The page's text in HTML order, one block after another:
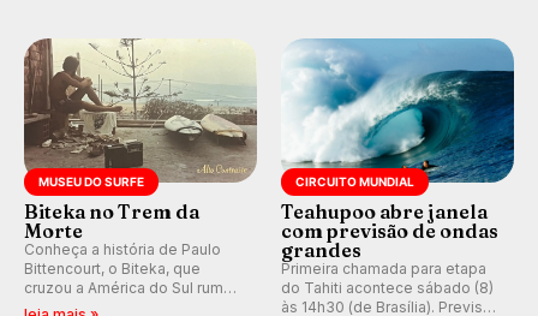
prática em esporte e indústria.
MUSEU DO SURFE
Biteka no Trem da
Morte
Conheça a história de Paulo
Bittencourt, o Biteka, que
cruzou a América do Sul rumo
ao Pacífico em uma jornada
CIRCUITO MUNDIAL
Teahupoo abre janela
com previsão de ondas
grandes
Primeira chamada para etapa
do Tahiti acontece sábado (8)
às 14h30 (de Brasília). Previsão